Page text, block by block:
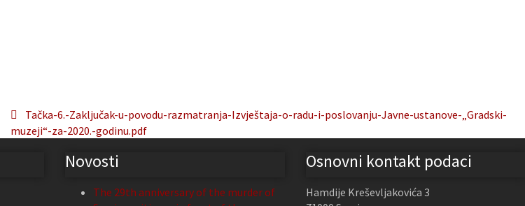
Tačka-6.-Zaključak-u-povodu-razmatranja-Izvještaja-o-radu-i-poslovanju-Javne-ustanove-„Gradski-
muzeji“-za-2020.-godinu.pdf
Novosti
The 29th anniversary of the murder of
Osnovni kontakt podaci
Hamdije Kreševljakovića 3